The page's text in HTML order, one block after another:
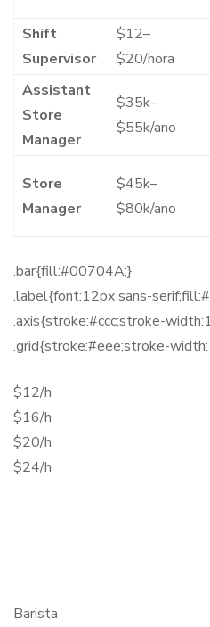
Shift
Supervisor
$12–
$20/hora
Assistant
Store
Manager
$35k–
$55k/ano
Store
Manager
$45k–
$80k/ano
.bar{fill:#00704A;}
.label{font:12px sans-
.axis{stroke:#ccc;stroke-
.grid{stroke:#eee;stroke-
$12/h
$16/h
$20/h
$24/h
Barista